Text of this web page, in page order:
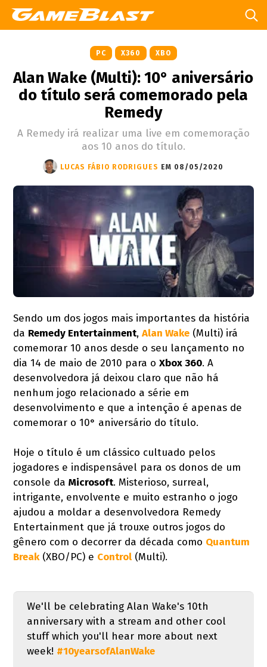
PC X360 XBO
Alan Wake (Multi): 10° aniversário
do título será comemorado pela
Remedy
A Remedy irá realizar uma live em comemoração
aos 10 anos do título.
LUCAS FÁBIO RODRIGUES EM 08/05/2020
Sendo um dos jogos mais importantes da história
da Remedy Entertainment,Alan Wake (Multi) irá
comemorar 10 anos desde o seu lançamento no
dia 14 de maio de 2010 para oXbox 360. A
desenvolvedora já deixou claro que não há
nenhum jogo relacionado a série em
desenvolvimento e que a intenção é apenas de
comemorar o 10° aniversário do título.
Hoje o título é um clássico cultuado pelos
jogadores e indispensável para os donos de um
console daMicrosoft. Misterioso, surreal,
intrigante, envolvente e muito estranho o jogo
ajudou a moldar a desenvolvedora Remedy
Entertainment que já trouxe outros jogos do
gênero com o decorrer da década como Quantum
Break(XBO/PC) e Control (Multi).
We'll be celebrating Alan Wake's 10th
anniversary with a stream and other cool
stuff which you'll hear more about next
week! #10yearsofAlanWake